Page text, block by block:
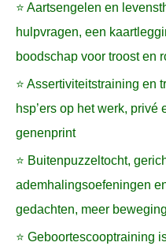
⭐ Aartsengelen en
hulpvragen, een
boodschap voor troost en
⭐ Assertiviteitstraining en
hsp’ers op het werk,
genenprint
⭐ Buitenpuzzeltocht,
ademhalingsoefeningen
gedachten, meer
⭐ Geboortescooptraining